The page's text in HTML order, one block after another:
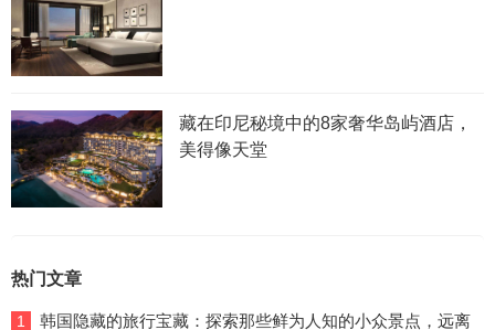
藏在印尼秘境中的8家奢华岛屿酒店，
美得像天堂
热门文章
1
韩国隐藏的旅行宝藏：探索那些鲜为人知的小众景点，远离